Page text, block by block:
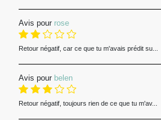
Avis pour rose
Retour négatif, car ce que tu m'avais prédit su...
Avis pour belen
Retour négatif, toujours rien de ce que tu m'av...